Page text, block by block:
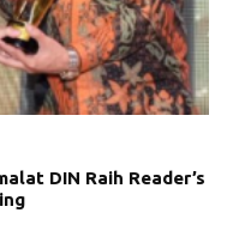
DIN Raih Reader’s